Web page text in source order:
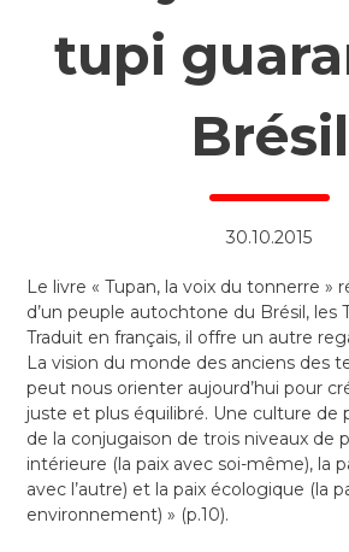
tupi
Brésil
30.10.2015
Le livre « Tupan, la voix du tonnerre »
d’un peuple autochtone du Brésil, les
Traduit en français, il offre un autre
La vision du monde des anciens des
peut nous orienter aujourd’hui pour
juste et plus équilibré. Une culture de
de la conjugaison de trois niveaux de
intérieure (la paix avec soi-même), la
avec l’autre) et la paix écologique (la
environnement) » (p.10).